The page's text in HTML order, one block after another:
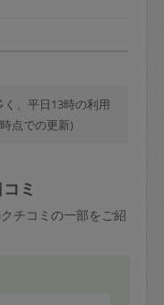
額とスポット
の金額の差額
、平日13時の利用
点での更新)
ミ
チコミの一部をご紹